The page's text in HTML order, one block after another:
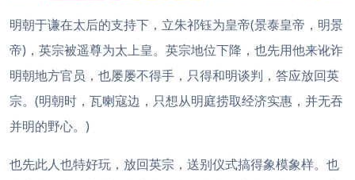
明朝于谦在太后的支持下，立朱祁钰为皇帝(景泰皇帝，明景
帝)，英宗被遥尊为太上皇。英宗地位下降，也先用他来讹诈
明朝地方官员，也屡屡不得手，只得和明谈判，答应放回英
宗。(明朝时，瓦喇寇边，只想从明庭捞取经济实惠，并无吞
并明的野心。)
也先此人也特好玩，放回英宗，送别仪式搞得象模象样。也